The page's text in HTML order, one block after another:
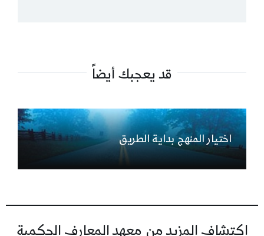
قد يعجبك أيضاً
اختيار المنهج بداية الطريق
اكتشاف المزيد من معهد المعارف الحكمية